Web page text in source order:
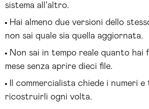
sistema all’altro.
Hai almeno due versioni dello
non sai quale sia quella aggiornata.
Non sai in tempo reale quanto
mese senza aprire dieci file.
Il commercialista chiede i numeri e
ricostruirli ogni volta.